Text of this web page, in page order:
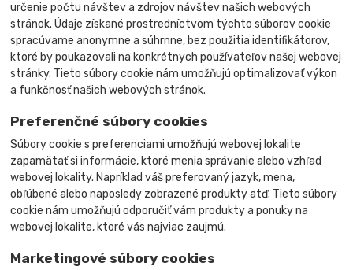
určenie počtu návštev a zdrojov návštev našich webových
stránok. Údaje získané prostredníctvom týchto súborov cookie
spracúvame anonymne a súhrnne, bez použitia identifikátorov,
ktoré by poukazovali na konkrétnych používateľov našej webovej
stránky. Tieto súbory cookie nám umožňujú optimalizovať výkon
a funkčnosť našich webových stránok.
Preferenčné súbory cookies
Súbory cookie s preferenciami umožňujú webovej lokalite
zapamätať si informácie, ktoré menia správanie alebo vzhľad
webovej lokality. Napríklad váš preferovaný jazyk, mena,
obľúbené alebo naposledy zobrazené produkty atď. Tieto súbory
cookie nám umožňujú odporučiť vám produkty a ponuky na
webovej lokalite, ktoré vás najviac zaujmú.
Marketingové súbory cookies